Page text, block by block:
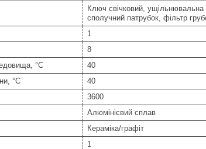
Ключ свічковий, ущільнювальна
сполучний патрубок, фільтр
1
8
°C
40
°C
40
3600
Алюмінієвий сплав
Кераміка/графіт
1